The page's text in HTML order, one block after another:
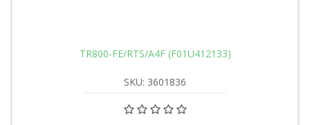
TR800-FE/RTS/A4F (F01U412133)
SKU: 3601836